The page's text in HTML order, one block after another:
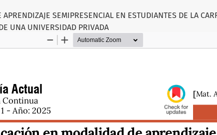
SEMIPRESENCIAL EN ESTUDIANTES DE LA
UNA UNIVERSIDAD PRIVADA